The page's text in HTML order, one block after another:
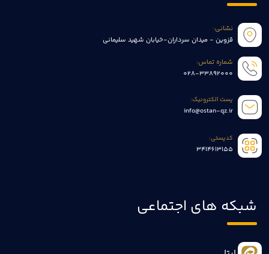
نشانی:
قزوین - میدان سرداران-خیابان شهید سلیمانی
شماره تماس:
028-33892000
پست الکترونیک:
info@ostan-qz.ir
کدپستی:
3414613155
شبکه های اجتماعی